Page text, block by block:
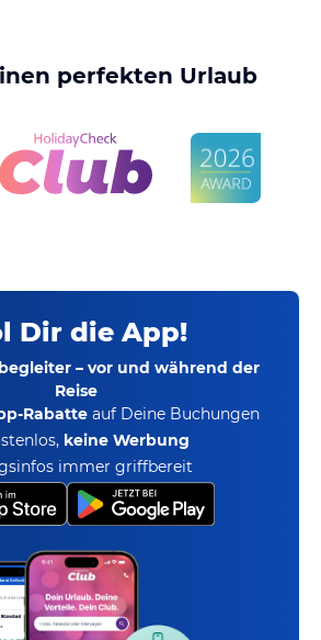
perfekten Urlaub
Dir die App!
– vor und während der
Reise
Rabatte auf Deine Buchungen
keine Werbung
immer griffbereit